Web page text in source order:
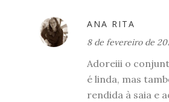
ANA RITA
8 de fevereiro de
Adoreiii o
é linda, mas
rendida à saia e